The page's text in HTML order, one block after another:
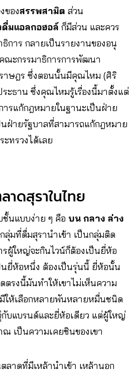
ของสรรพสามิต ส่วน
ดื่มแอลกอฮอล์ ก็มีส่วน และควร
การ กลายเป็นรายงานของอนุ
ณะกรรมาธิการการพัฒนา
าษฎร ซึ่งตอนนั้นมีคุณไหม (ศิริ
ะธาน ซึ่งคุณไหมรู้เรื่องนี้มาตั้งแต่
ารแก้กฎหมายในฐานะเป็นฝ่าย
ฝ่ายรัฐบาลที่สามารถแก้กฎหมาย
ทรวงได้เลย
ดสุราในไทย
ชั้นแบบง่าย ๆ คือ บน กลาง ล่าง
ลุ่มที่ดื่มสุรานำเข้า เป็นกลุ่มติด
ผู้ใหญ่จะกินไวน์ก็ต้องเป็นยี่ห้อ
นยี่ห้อหนึ่ง ต้องเป็นรุ่นนี้ ยี่ห้อนั้น
ตรงนี้มันทำให้เขาไม่เห็นความ
ให้เลือกหลายพันหลายหมื่นชนิด
กับแบรนด์และยี่ห้อเดียว แต่ผู้ใหญ่
เป็นความเคยชินของเขา
ลาดที่มีเหล้านำเข้า เหล้านอก